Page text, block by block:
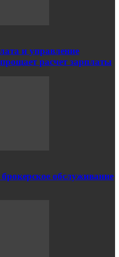
и управление
расчет зарплаты
обслуживание